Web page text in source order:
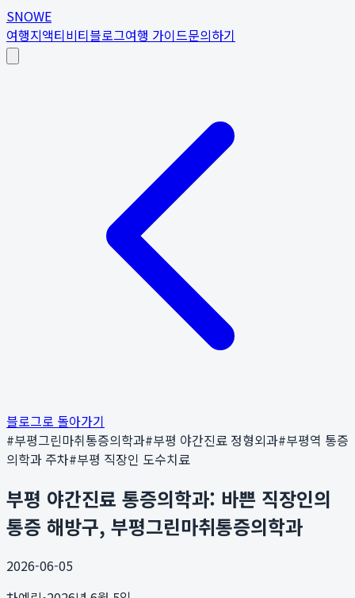
SNOWE
여행지액티비티블로그여행 가이드문의하기
블로그로 돌아가기
#부평그린마취통증의학과#부평 야간진료 정형외과#부평역 통증
의학과 주차#부평 직장인 도수치료
부평 야간진료 통증의학과: 바쁜 직장인의
통증 해방구, 부평그린마취통증의학과
2026-06-05